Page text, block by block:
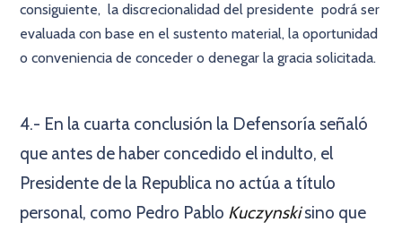
consiguiente, la discrecionalidad del presidente podrá ser
evaluada con base en el sustento material, la oportunidad
o conveniencia de conceder o denegar la gracia solicitada.
4.- En la cuarta conclusión la Defensoría señaló
que antes de haber concedido el indulto, el
Presidente de la Republica no actúa a título
personal, como Pedro Pablo Kuczynskisino que